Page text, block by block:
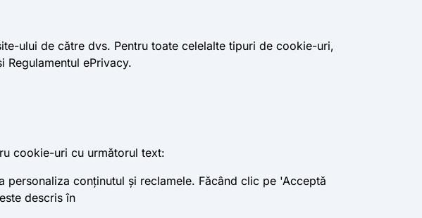
ului de către dvs. Pentru toate celelalte tipuri de cookie-uri,
ePrivacy.
cookie-uri cu următorul text:
conținutul și reclamele. Făcând clic pe 'Acceptă
descris în